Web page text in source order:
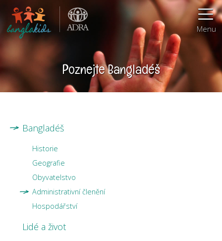
Menu
Poznejte Bangladéš
Bangladéš
Historie
Geografie
Obyvatelstvo
Administrativní členění
Hospodářství
Lidé a život